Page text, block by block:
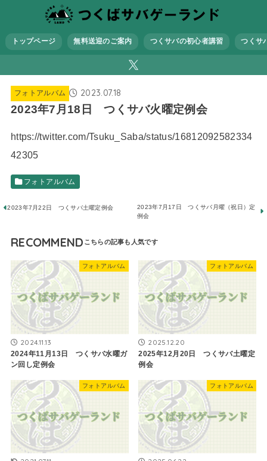
トップページ 無料送迎のご案内 つくサバの初心者講習 つくサ
フォトアルバム 2023.07.18
2023年7月18日 つくサバ火曜定例会
https://twitter.com/Tsuku_Saba/status/16812092582334
42305
フォトアルバム
2023年7月22日 つくサバ土曜定例会
2023年7月17日 つくサバ月曜（祝日）定
例会
RECOMMEND
フォトアルバム
2024.11.13
2024年11月13日 つくサバ水曜ガ
ン回し定例会
フォトアルバム
2025.12.20
2025年12月20日 つくサバ土曜定
例会
フォトアルバム フォトアルバム